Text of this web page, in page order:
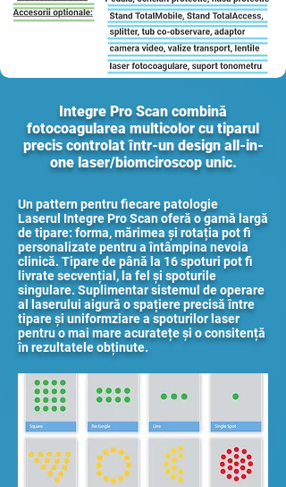
​​Integre Pro Scan combină
fotocoagularea multicolor cu tiparul
precis controlat într-un design all-in-
one laser/biomciroscop unic.
Un pattern pentru fiecare patologie
Laserul Integre Pro Scan oferă o gamă largă
de tipare: forma, mărimea și rotația pot fi
personalizate pentru a întâmpina nevoia
clinică. Tipare de până la 16 spoturi pot fi
livrate secvențial, la fel și spoturile
singulare. Suplimentar sistemul de operare
al laserului aigură o spațiere precisă între
tipare și uniformziare a spoturilor laser
pentru o mai mare acuratețe și o consitență
în rezultatele obținute.